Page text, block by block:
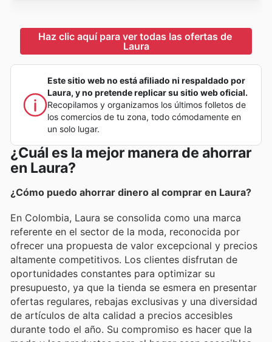
Haz clic aquí para ver todas las ofertas de
Laura
Este sitio web no está afiliado ni respaldado por
Laura, y no pretende replicar su sitio web oficial.
Recopilamos y organizamos los últimos folletos de
los comercios de tu zona, todo cómodamente en
un solo lugar.
¿Cuál es la mejor manera de ahorrar
en Laura?
¿Cómo puedo ahorrar dinero al comprar en Laura?
En Colombia, Laura se consolida como una marca
referente en el sector de la moda, reconocida por
ofrecer una propuesta de valor excepcional y precios
altamente competitivos. Los clientes disfrutan de
oportunidades constantes para optimizar su
presupuesto, ya que la tienda se esmera en presentar
ofertas regulares, rebajas exclusivas y una diversidad
de artículos de alta calidad a precios accesibles
durante todo el año. Su compromiso es hacer que la